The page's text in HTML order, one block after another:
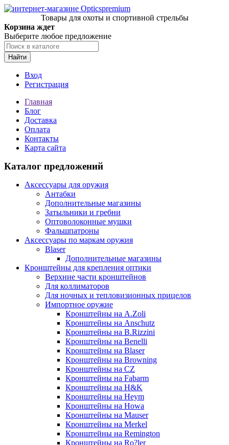
Товары для охоты и спортивной стрельбы
Корзина ждет
Выберите любое предложение
Найти
Вход
Регистрация
Главная
Блог
Доставка
Оплата
Контакты
Карта сайта
Каталог предложений
Аксессуары для оружия
Антабки
Дополнительные магазины
Затыльники и гребни
Оптоволоконные мушки
Фальшпатроны
Аксессуары по маркам оружия
Blaser
Дополнительные магазины
Кронштейны для крепления оптики
Верхние части кронштейнов
Для коллиматоров
Для ночных и тепловизионных прицелов
Импортное оружие
Кронштейны на A.Zoli
Кронштейны на Anschutz
Кронштейны на B.Rizzini
Кронштейны на Benelli
Кронштейны на Blaser
Кронштейны на Browning
Кронштейны на CZ
Кронштейны на Fabarm
Кронштейны на H&K
Кронштейны на Heym
Кронштейны на Howa
Кронштейны на Mauser
Кронштейны на Merkel
Кронштейны на Remington
Кронштейны на Ro?ler